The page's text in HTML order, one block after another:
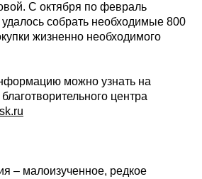
С октября по февраль
собрать необходимые 800
жизненно необходимого
можно узнать на
центра
– малоизученное, редкое